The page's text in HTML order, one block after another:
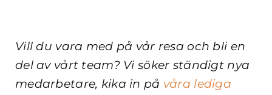
Vill du vara med på vår resa och bli en
del av vårt team? Vi söker ständigt nya
medarbetare, kika in på våra lediga